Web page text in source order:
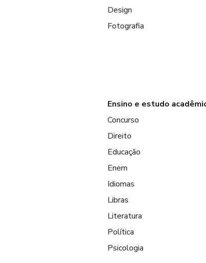
Design
Fotografia
Ensino e estudo
Concurso
Direito
Educação
Enem
Idiomas
Libras
Literatura
Política
Psicologia